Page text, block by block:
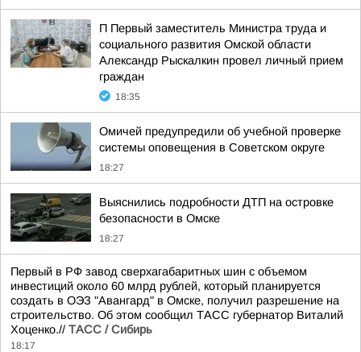
П Первый заместитель Министра труда и
социального развития Омской области
Александр Рыскалкин провел личный прием
граждан
18:35
Омичей предупредили об учебной проверке
системы оповещения в Советском округе
18:27
Выяснились подробности ДТП на островке
безопасности в Омске
18:27
Первый в РФ завод сверхагабаритных шин с объемом
инвестиций около 60 млрд рублей, который планируется
создать в ОЭЗ "Авангард" в Омске, получил разрешение на
строительство. Об этом сообщил ТАСС губернатор Виталий
Хоценко.// ТАСС / Сибирь
18:17